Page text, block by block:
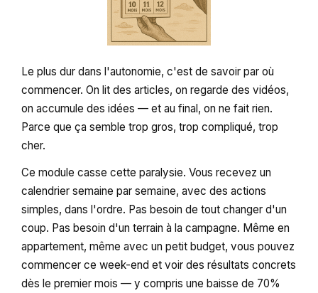
Le plus dur dans l'autonomie, c'est de savoir par où
commencer. On lit des articles, on regarde des vidéos,
on accumule des idées — et au final, on ne fait rien.
Parce que ça semble trop gros, trop compliqué, trop
cher.
Ce module casse cette paralysie. Vous recevez un
calendrier semaine par semaine, avec des actions
simples, dans l'ordre. Pas besoin de tout changer d'un
coup. Pas besoin d'un terrain à la campagne. Même en
appartement, même avec un petit budget, vous pouvez
commencer ce week-end et voir des résultats concrets
dès le premier mois — y compris une baisse de 70%